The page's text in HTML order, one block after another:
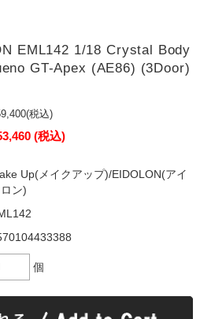
EML142 1/18 Crystal Body
GT-Apex (AE86) (3Door)
(税込)
(税込)
Up(メイクアップ)/EIDOLON(アイ
ロン)
個